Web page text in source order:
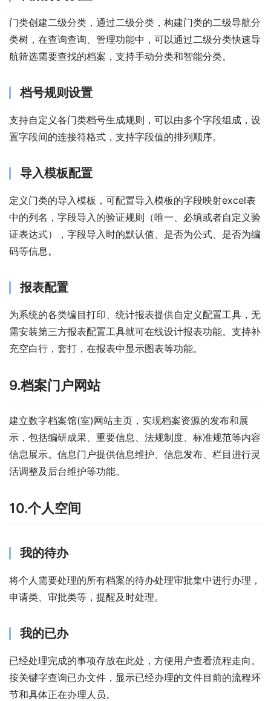
门类创建二级分类，通过二级分类，构建门类的二级导航分
类树，在查询查询、管理功能中，可以通过二级分类快速导
航筛选需要查找的档案，支持手动分类和智能分类。
档号规则设置
支持自定义各门类档号生成规则，可以由多个字段组成，设
置字段间的连接符格式，支持字段值的排列顺序。
导入模板配置
定义门类的导入模板，可配置导入模板的字段映射excel表
中的列名，字段导入的验证规则（唯一、必填或者自定义验
证表达式），字段导入时的默认值、是否为公式、是否为编
码等信息。
报表配置
为系统的各类编目打印、统计报表提供自定义配置工具，无
需安装第三方报表配置工具就可在线设计报表功能。支持补
充空白行，套打，在报表中显示图表等功能。
9.档案门户网站
建立数字档案馆(室)网站主页，实现档案资源的发布和展
示，包括编研成果、重要信息、法规制度、标准规范等内容
信息展示。信息门户提供信息维护、信息发布、栏目进行灵
活调整及后台维护等功能。
10.个人空间
我的待办
将个人需要处理的所有档案的待办处理审批集中进行办理，
申请类、审批类等，提醒及时处理。
我的已办
已经处理完成的事项存放在此处，方便用户查看流程走向。
按关键字查询已办文件，显示已经办理的文件目前的流程环
节和具体正在办理人员。